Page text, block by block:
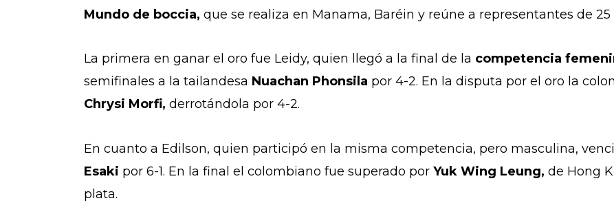
Mundo de boccia, que se realiza en Manama, Baréin y reúne a representantes de 25
La primera en ganar el oro fue Leidy, quien llegó a la final de la competencia
semifinales a la tailandesa Nuachan Phonsila por 4-2. En la disputa por el oro la
Chrysi Morfi, derrotándola por 4-2.
En cuanto a Edilson, quien participó en la misma competencia, pero masculina,
Esaki por 6-1. En la final el colombiano fue superado por Yuk Wing Leung, de Hong
plata.